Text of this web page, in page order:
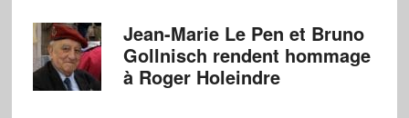
Jean-Marie Le Pen et Bruno
Gollnisch rendent hommage
à Roger Holeindre